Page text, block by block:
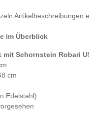
Artikelbeschreibungen
im Überblick
mit Schornstein Robari
cm
Edelstahl)